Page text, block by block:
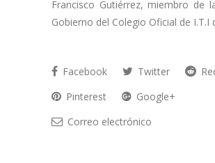
Francisco Gutiérrez, miembro de
Gobierno del Colegio Oficial de I.T.I
Facebook Twitter
Pinterest
Google+
Correo electrónico